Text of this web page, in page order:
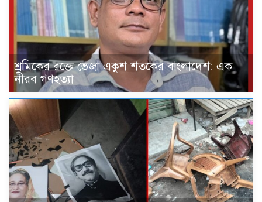
শ্রমিকের রক্তে ভেজা একুশ শতকের বাংলাদেশ: এক
নীরব গণহত্যা